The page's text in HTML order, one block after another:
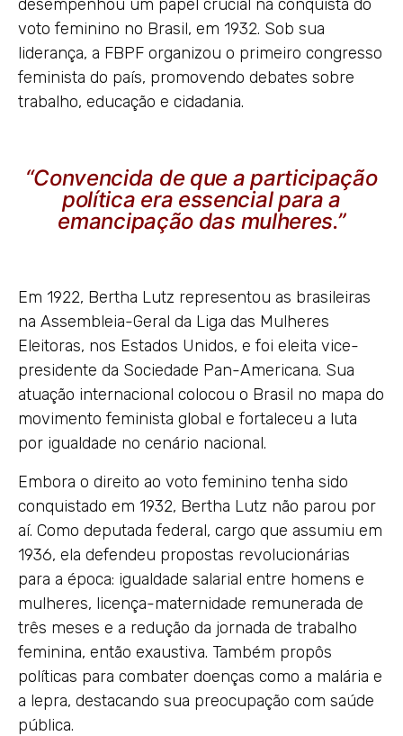
desempenhou um papel crucial na conquista do
voto feminino no Brasil, em 1932. Sob sua
liderança, a FBPF organizou o primeiro congresso
feminista do país, promovendo debates sobre
trabalho, educação e cidadania.
“Convencida de que a participação
política era essencial para a
emancipação das mulheres.”
Em 1922, Bertha Lutz representou as brasileiras
na Assembleia-Geral da Liga das Mulheres
Eleitoras, nos Estados Unidos, e foi eleita vice-
presidente da Sociedade Pan-Americana. Sua
atuação internacional colocou o Brasil no mapa do
movimento feminista global e fortaleceu a luta
por igualdade no cenário nacional.
Embora o direito ao voto feminino tenha sido
conquistado em 1932, Bertha Lutz não parou por
aí. Como deputada federal, cargo que assumiu em
1936, ela defendeu propostas revolucionárias
para a época: igualdade salarial entre homens e
mulheres, licença-maternidade remunerada de
três meses e a redução da jornada de trabalho
feminina, então exaustiva. Também propôs
políticas para combater doenças como a malária e
a lepra, destacando sua preocupação com saúde
pública.